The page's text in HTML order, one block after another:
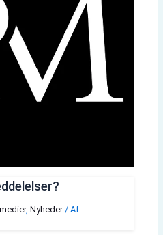
, Nyheder/ Af